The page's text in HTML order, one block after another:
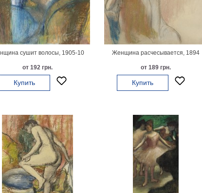
сушит волосы, 1905-10
от 192 грн.
Купить
Женщина расчесывается, 1894
от 189 грн.
Купить